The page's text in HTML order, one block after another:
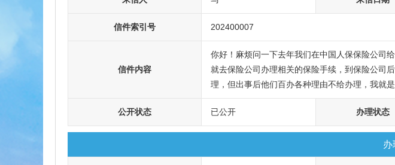
信件索引号 202400007
信件内容
你好！麻烦问一下去年我们在中国人保保险公司
就去保险公司办理相关的保险手续，到保险公司
理，但出事后他们百办各种理由不给办理，我就
公开状态 已公开 办理状态
办